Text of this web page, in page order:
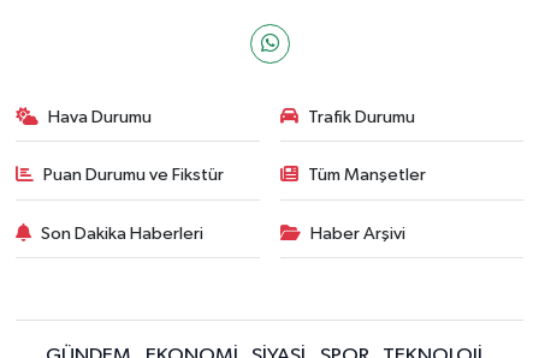
Hava Durumu Trafik Durumu
Puan Durumu ve Fikstür Tüm Manşetler
Son Dakika Haberleri Haber Arşivi